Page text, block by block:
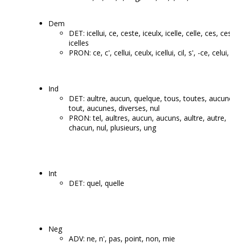
Dem
DET: icellui, ce, ceste, iceulx, icelle, celle, ces,
icelles
PRON: ce, c', cellui, ceulx, icellui, cil, s', -ce,
Ind
DET: aultre, aucun, quelque, tous, toutes,
tout, aucunes, diverses, nul
PRON: tel, aultres, aucun, aucuns, aultre, autre,
chacun, nul, plusieurs, ung
Int
DET: quel, quelle
Neg
ADV: ne, n', pas, point, non, mie